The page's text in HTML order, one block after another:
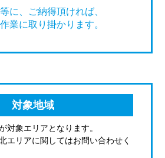
に、ご納得頂ければ、
業に取り掛かります。
対象地域
対象エリアとなります。
エリアに関してはお問い合わせく